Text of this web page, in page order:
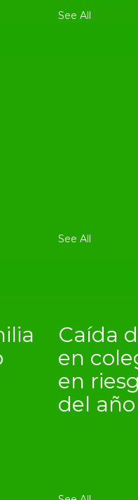
See All
See All
Caída
en
en
del